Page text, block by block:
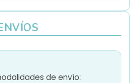
de envío: